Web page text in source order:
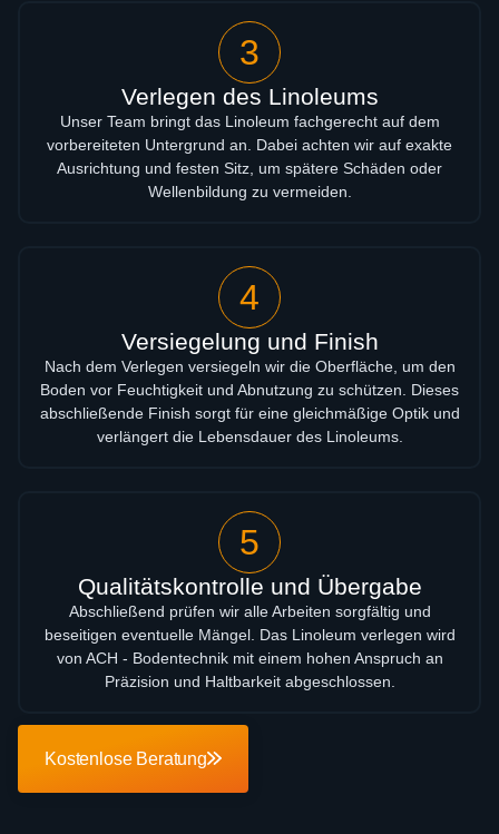
3
Verlegen des Linoleums
Unser Team bringt das Linoleum fachgerecht auf dem
vorbereiteten Untergrund an. Dabei achten wir auf exakte
Ausrichtung und festen Sitz, um spätere Schäden oder
Wellenbildung zu vermeiden.
4
Versiegelung und Finish
Nach dem Verlegen versiegeln wir die Oberfläche, um den
Boden vor Feuchtigkeit und Abnutzung zu schützen. Dieses
abschließende Finish sorgt für eine gleichmäßige Optik und
verlängert die Lebensdauer des Linoleums.
5
Qualitätskontrolle und Übergabe
Abschließend prüfen wir alle Arbeiten sorgfältig und
beseitigen eventuelle Mängel. Das Linoleum verlegen wird
von ACH - Bodentechnik mit einem hohen Anspruch an
Präzision und Haltbarkeit abgeschlossen.
Kostenlose Beratung